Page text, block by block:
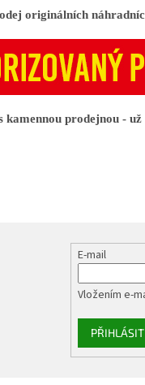
originálních
kamennou prodejnou -
E-mail
Vložením e-